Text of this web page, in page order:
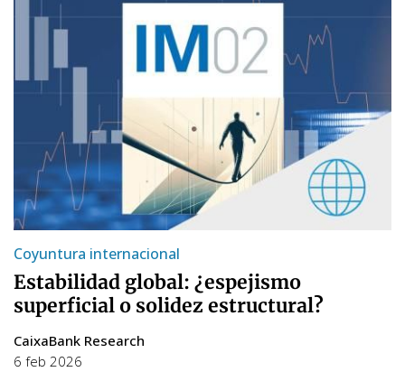
Coyuntura internacional
Estabilidad global: ¿espejismo
superficial o solidez estructural?
CaixaBank Research
6 feb 2026